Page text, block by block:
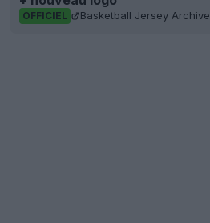
OFFICIEL Basketball Jersey Archive